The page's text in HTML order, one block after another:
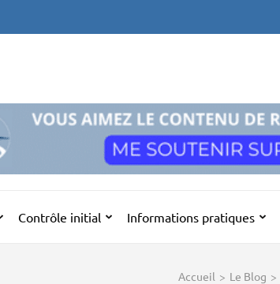
Contrôle initial Informations pratiques
Accueil > Le Blog >